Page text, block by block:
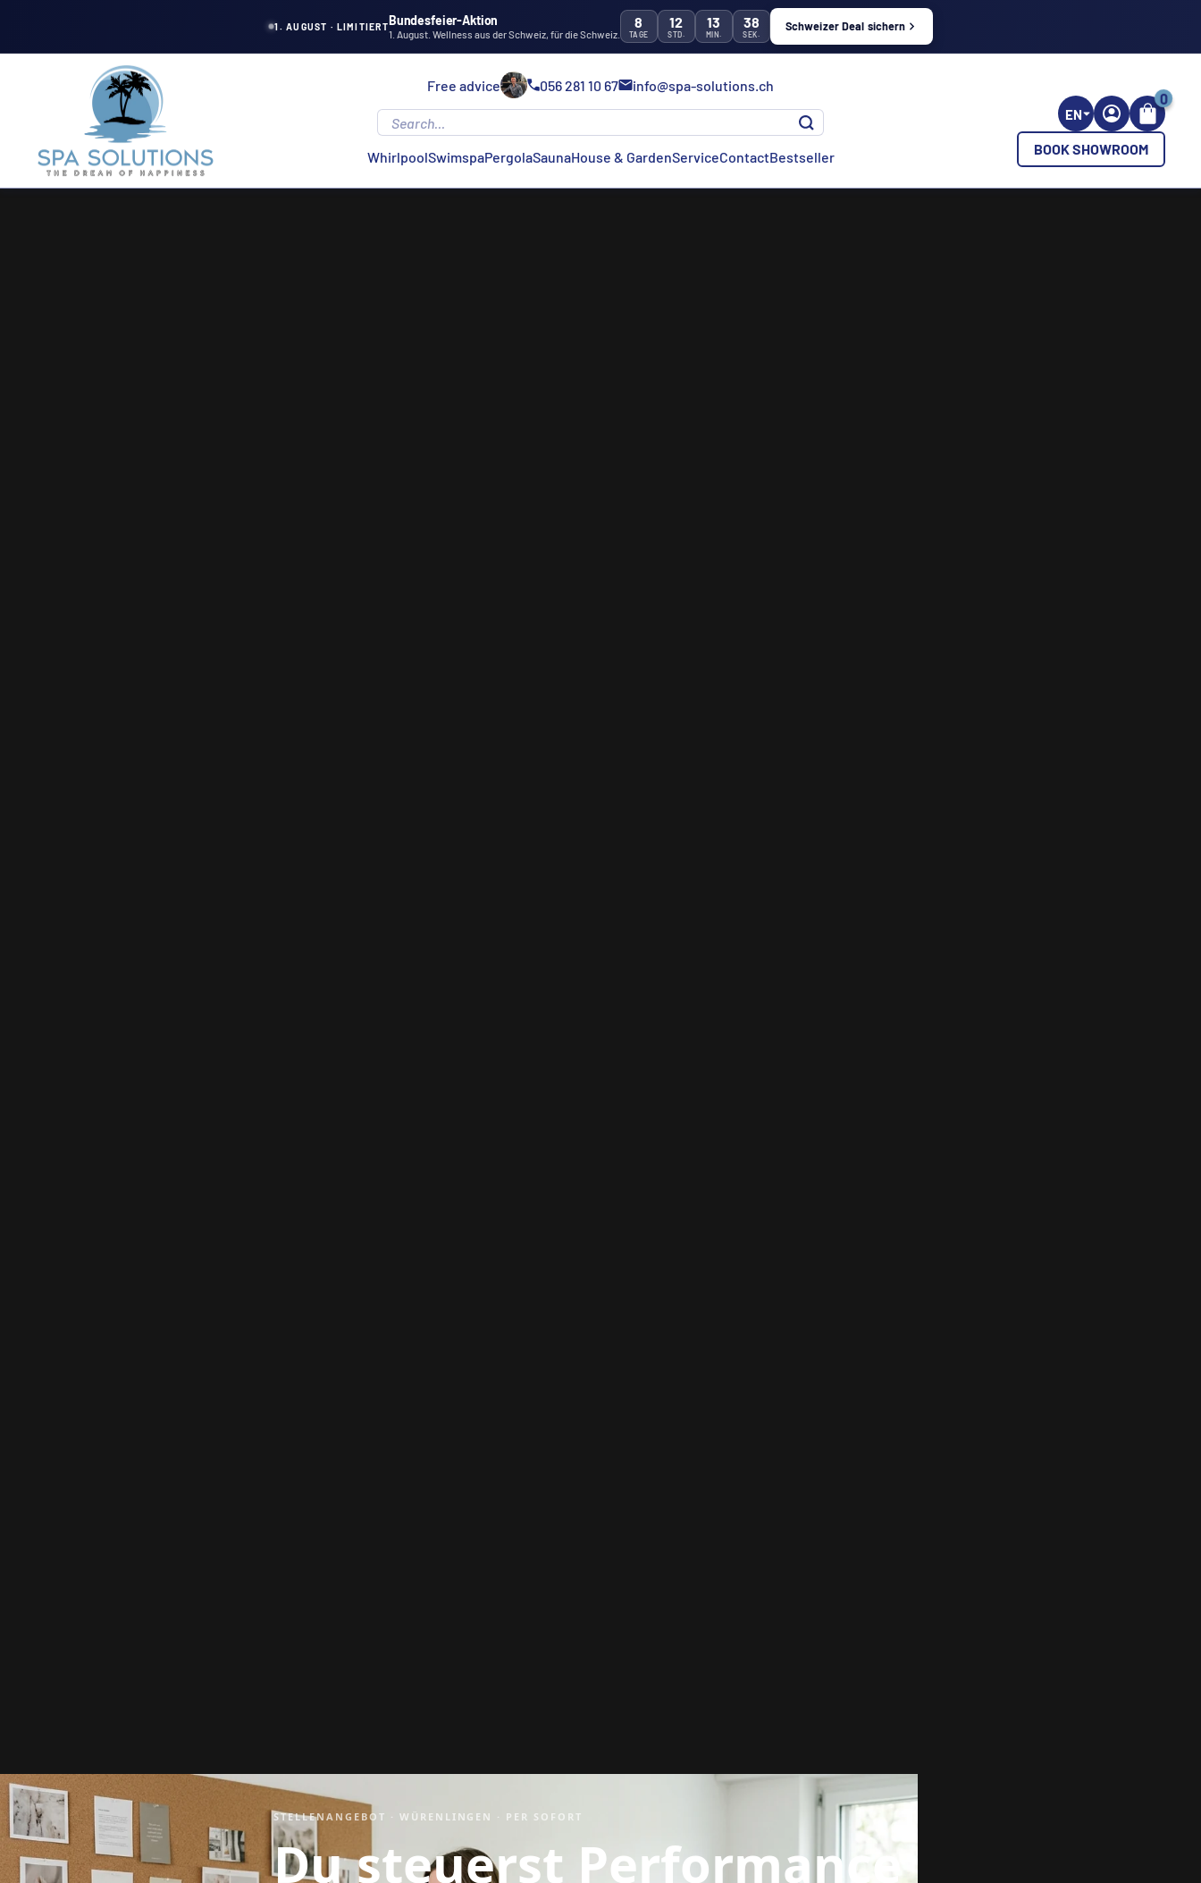
1. AUGUST · LIMITIERTBundesfeier-Aktion
1. August. Wellness aus der Schweiz, für die Schweiz.
8
TAGE
12
STD.
13
MIN.
37
SEK.
Schweizer Deal sichern
Solutions
Free advice 056 281 10 67 info@spa-solutions.ch
WhirlpoolSwimspaPergolaSaunaHouse & GardenServiceContactBestseller
EN
0
BOOK SHOWROOM
STELLENANGEBOT · WÜRENLINGEN · PER SOFORT
Du steuerst Performance